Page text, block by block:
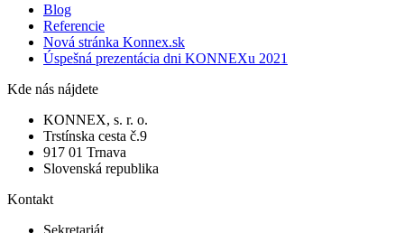
Blog
Referencie
Nová stránka Konnex.sk
Úspešná prezentácia dni KONNEXu 2021
Kde nás nájdete
KONNEX, s. r. o.
Trstínska cesta č.9
917 01 Trnava
Slovenská republika
Kontakt
Sekretariát